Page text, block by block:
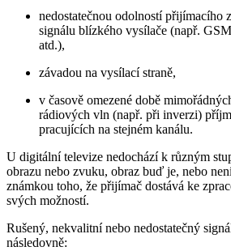
nedostatečnou odolností přijímacího
signálu blízkého vysílače (např.
atd.),
závadou na vysílací straně,
v časově omezené době
rádiových vln (např. při inverzi)
pracujících na stejném kanálu.
U digitální televize nedochází k různým
obrazu nebo zvuku, obraz buď je, nebo
známkou toho, že přijímač dostává ke
svých možností.
Rušený, nekvalitní nebo nedostatečný
následovně: